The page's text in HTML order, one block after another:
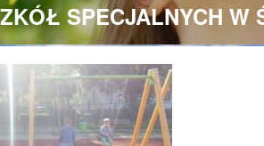
SPECJALNYCH W